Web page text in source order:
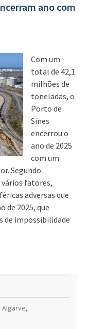
ano com
Com um
total de 42,1
milhões de
toneladas, o
Porto de
Sines
encerrou o
ano de 2025
com um
Segundo
vários fatores,
adversas que
de 2025, que
de impossibilidade
,